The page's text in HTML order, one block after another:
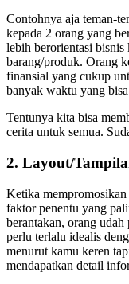
Contohnya aja teman-
kepada 2 orang yang
lebih berorientasi bisnis
barang/produk. Orang
finansial yang cukup
banyak waktu yang
Tentunya kita bisa
cerita untuk semua.
2. Layout/
Ketika
faktor penentu yang
berantakan, orang
perlu terlalu idealis
menurut kamu keren
mendapatkan detail